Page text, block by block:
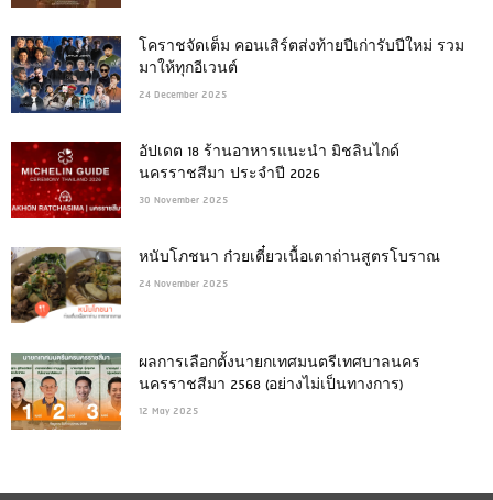
โคราชจัดเต็ม คอนเสิร์ตส่งท้ายปีเก่ารับปีใหม่ รวม
มาให้ทุกอีเวนต์
24 December 2025
อัปเดต 18 ร้านอาหารแนะนำ มิชลินไกด์
นครราชสีมา ประจำปี 2026
30 November 2025
หนับโภชนา ก๋วยเตี๋ยวเนื้อเตาถ่านสูตรโบราณ
24 November 2025
ผลการเลือกตั้งนายกเทศมนตรีเทศบาลนคร
นครราชสีมา 2568 (อย่างไม่เป็นทางการ)
12 May 2025